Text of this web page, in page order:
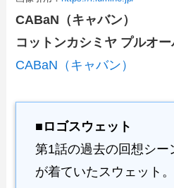
CABaN（キャバン）
コットンカシミヤ プルオ
CABaN（キャバン）
■ロゴスウェット
第1話の過去の回想シー
が着ていたスウェット。